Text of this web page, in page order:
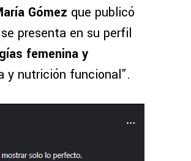
Gómez que publicó
presenta en su perfil
femenina y
y nutrición funcional”.